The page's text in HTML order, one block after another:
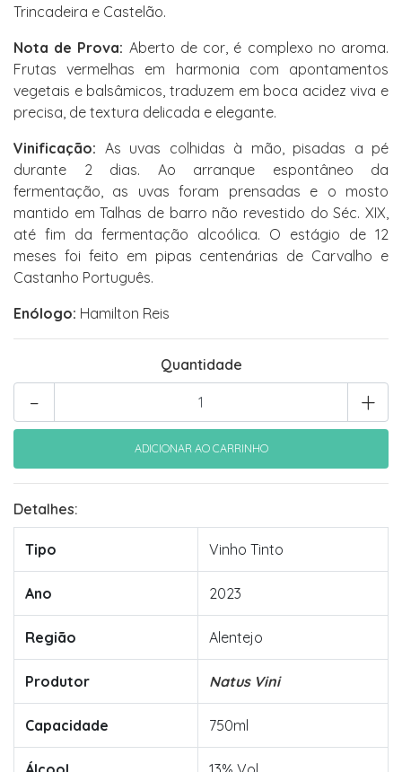
Trincadeira e Castelão.
Nota de Prova: Aberto de cor, é complexo no aroma.
Frutas vermelhas em harmonia com apontamentos
vegetais e balsâmicos, traduzem em boca acidez viva e
precisa, de textura delicada e elegante.
Vinificação: As uvas colhidas à mão, pisadas a pé
durante 2 dias. Ao arranque espontâneo da
fermentação, as uvas foram prensadas e o mosto
mantido em Talhas de barro não revestido do Séc. XIX,
até fim da fermentação alcoólica. O estágio de 12
meses foi feito em pipas centenárias de Carvalho e
Castanho Português.
Enólogo: Hamilton Reis
Quantidade
+
-
Detalhes:
Tipo Vinho Tinto
Ano 2023
Região Alentejo
Produtor Natus Vini
Capacidade 750ml